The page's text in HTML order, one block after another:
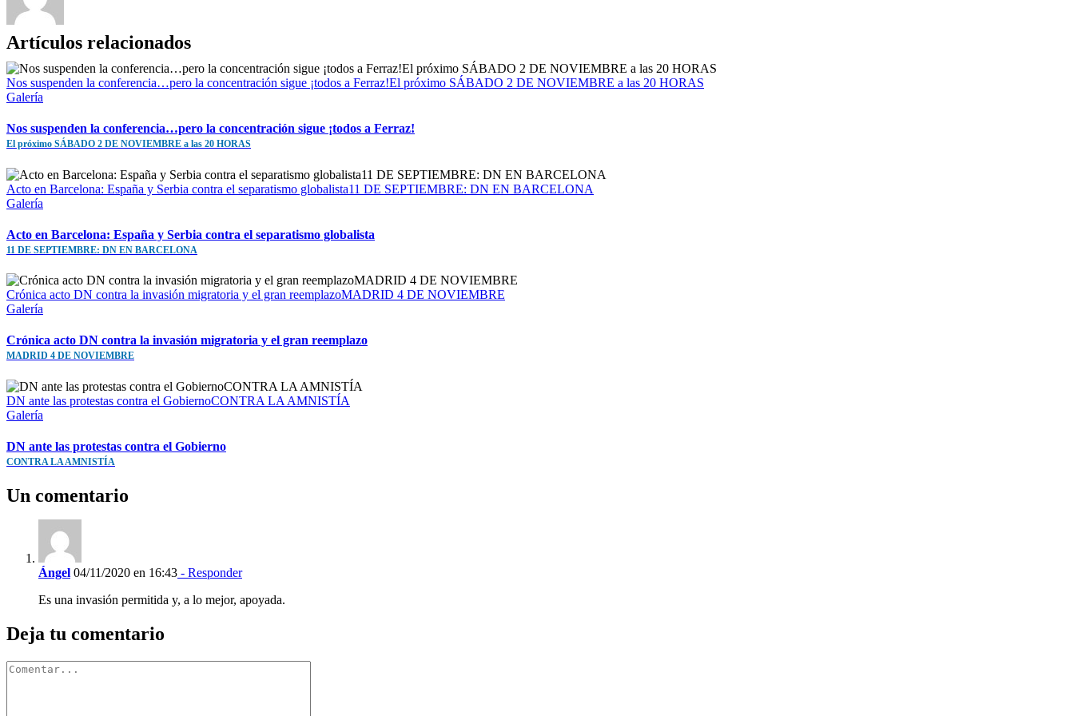
Artículos relacionados
Nos suspenden la conferencia…pero la concentración sigue ¡todos a Ferraz!El próximo SÁBADO 2 DE NOVIEMBRE a las 20 HORAS
Galería
Nos suspenden la conferencia…pero la concentración sigue ¡todos a Ferraz!
El próximo SÁBADO 2 DE NOVIEMBRE a las 20 HORAS
Acto en Barcelona: España y Serbia contra el separatismo globalista11 DE SEPTIEMBRE: DN EN BARCELONA
Galería
Acto en Barcelona: España y Serbia contra el separatismo globalista
11 DE SEPTIEMBRE: DN EN BARCELONA
Crónica acto DN contra la invasión migratoria y el gran reemplazoMADRID 4 DE NOVIEMBRE
Galería
Crónica acto DN contra la invasión migratoria y el gran reemplazo
MADRID 4 DE NOVIEMBRE
DN ante las protestas contra el GobiernoCONTRA LA AMNISTÍA
Galería
DN ante las protestas contra el Gobierno
CONTRA LA AMNISTÍA
Un comentario
Ángel 04/11/2020 en 16:43 - Responder
Es una invasión permitida y, a lo mejor, apoyada.
Deja tu comentario
Comentar